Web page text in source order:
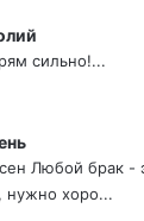
сильно!...
Любой брак -
нужно хоро...